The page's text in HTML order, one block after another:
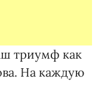
триумф как
На каждую